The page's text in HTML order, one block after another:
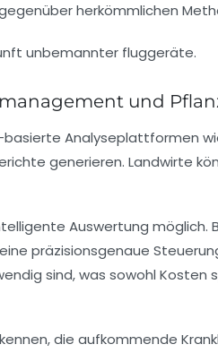
herkömmlichen
und
Analyseplattformen
generieren. Landwirte
Auswertung möglich.
präzisionsgenaue
sind, was sowohl Kosten
die aufkommende